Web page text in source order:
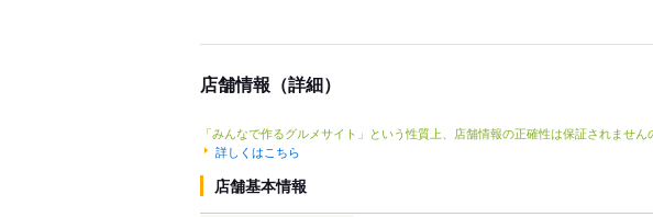
店舗情報（詳細）
「みんなで作るグルメサイト」という性質上、店舗情報の正確性は保証されません
詳しくはこちら
店舗基本情報